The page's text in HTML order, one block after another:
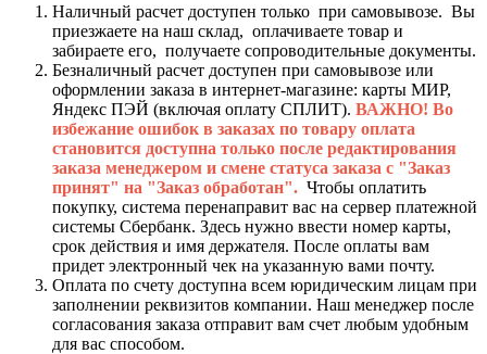
Наличный расчет доступен только при самовывозе. Вы
приезжаете на наш склад, оплачиваете товар и
забираете его, получаете сопроводительные документы.
Безналичный расчет доступен при самовывозе или
оформлении заказа в интернет-магазине: карты МИР,
Яндекс ПЭЙ (включая оплату СПЛИТ). ВАЖНО! Во
избежание ошибок в заказах по товару оплата
становится доступна только после редактирования
заказа менеджером и смене статуса заказа с "Заказ
принят" на "Заказ обработан". Чтобы оплатить
покупку, система перенаправит вас на сервер платежной
системы Сбербанк. Здесь нужно ввести номер карты,
срок действия и имя держателя. После оплаты вам
придет электронный чек на указанную вами почту.
Оплата по счету доступна всем юридическим лицам при
заполнении реквизитов компании. Наш менеджер после
согласования заказа отправит вам счет любым удобным
для вас способом.